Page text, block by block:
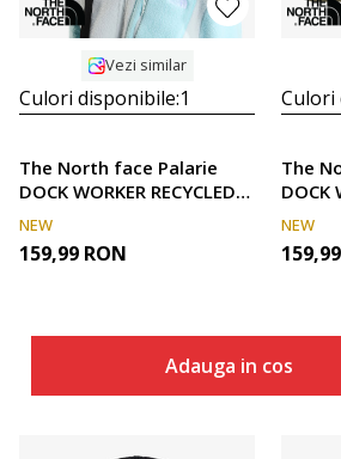
Vezi similar
Culori disponibile:1
The North face Palarie
DOCK WORKER RECYCLED
BEANIE
NEW
159,99 RON
Adauga in cos
Culori
The
DOCK
BEANIE
NEW
159,99